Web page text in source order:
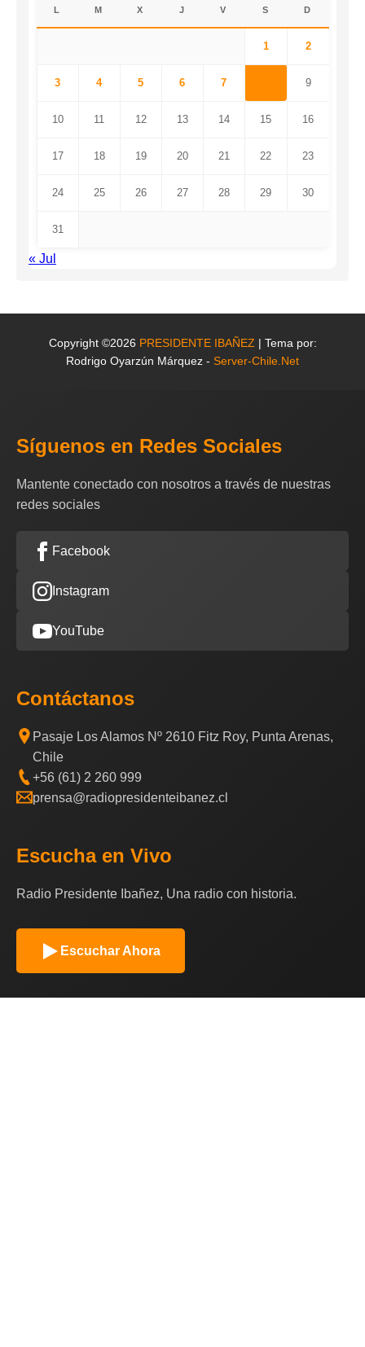
L M X J V S D
1 2
3 4 5 6 7 9
10 11 12 13 14 15 16
17 18 19 20 21 22 23
24 25 26 27 28 29 30
31
« Jul
Copyright ©2026 PRESIDENTE IBAÑEZ | Tema por:
Rodrigo Oyarzún Márquez - Server-Chile.Net
Síguenos en Redes Sociales
Mantente conectado con nosotros a través de nuestras
redes sociales
Facebook
Instagram
YouTube
Contáctanos
Pasaje Los Alamos Nº 2610 Fitz Roy, Punta Arenas,
Chile
+56 (61) 2 260 999
prensa@radiopresidenteibanez.cl
Escucha en Vivo
Radio Presidente Ibañez, Una radio con historia.
Escuchar Ahora